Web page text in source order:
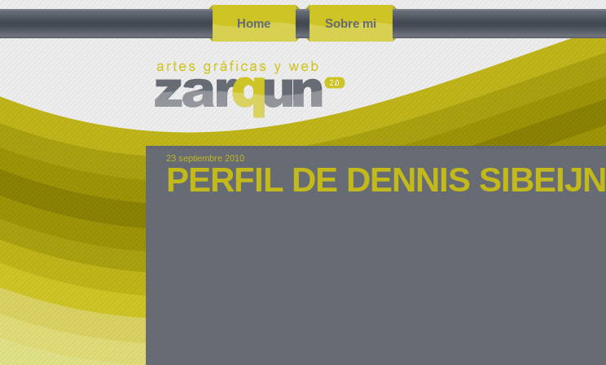
Home Sobre mi
23 septiembre 2010
PERFIL DE DENNIS SIBEIJN